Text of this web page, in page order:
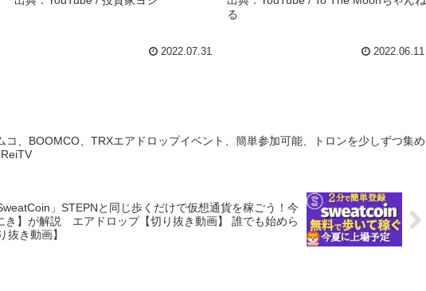
2022.07.31
る
2022.06.11
コ、BOOMCO、TRXエアドロップイベント、簡単参加可能、トロンを少しずつ集め
」STEPNと同じ歩くだけで仮想通貨を稼ごう！今
き】が解説 エアドロップ【切り抜き動画】 誰でも始めら
き動画】